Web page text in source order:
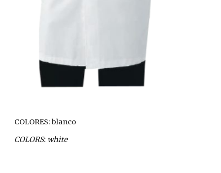
COLORES: blanco
COLORS: white